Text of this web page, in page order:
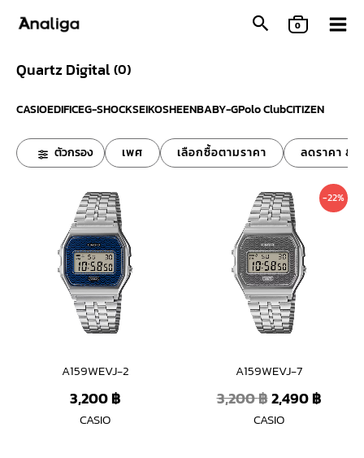
0
Quartz Digital (0)
CASIOEDIFICEG-SHOCKSEIKOSHEENBABY-GPolo ClubCITIZEN
ตัวกรอง เพศ เลือกซื้อตามราคา ลดราคา &
A159WEVJ-2
3,200฿
CASIO
-22%
A159WEVJ-7
3,200฿
Original
price
was:
3,200 ฿.
2,490฿
price
CASIO